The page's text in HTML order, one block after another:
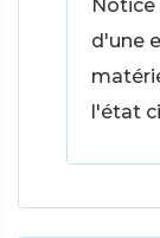
d'une
l'état